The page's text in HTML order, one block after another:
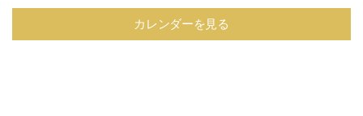
カレンダーを見る